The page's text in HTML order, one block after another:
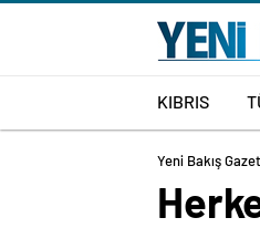
KIBRIS
Yeni Bakış